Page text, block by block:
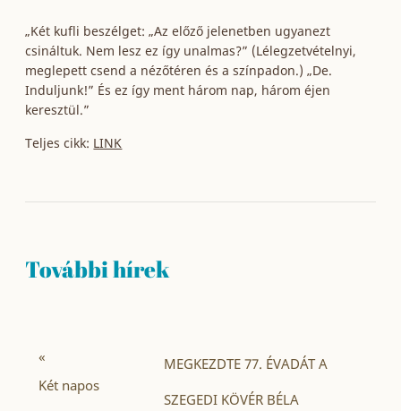
„Két kufli beszélget: „Az előző jelenetben ugyanezt
csináltuk. Nem lesz ez így unalmas?” (Lélegzetvételnyi,
meglepett csend a nézőtéren és a színpadon.) „De.
Induljunk!” És ez így ment három nap, három éjen
keresztül.”
Teljes cikk: LINK
További hírek
«
Két napos
MEGKEZDTE 77. ÉVADÁT A
SZEGEDI KÖVÉR BÉLA